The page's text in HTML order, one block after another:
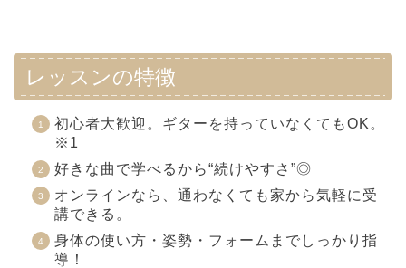
レッスンの特徴
初心者大歓迎。ギターを持っていなくてもOK。
※1
好きな曲で学べるから“続けやすさ”◎
オンラインなら、通わなくても家から気軽に受
講できる。
身体の使い方・姿勢・フォームまでしっかり指
導！